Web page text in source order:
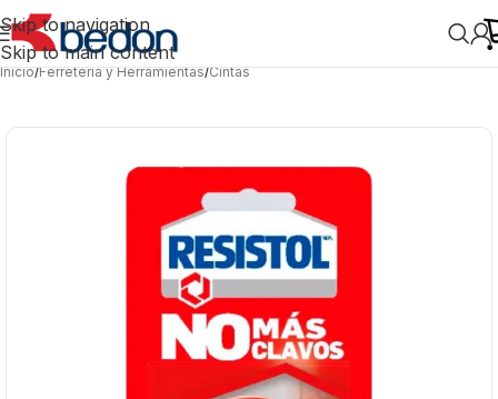
Skip to navigation
Skip to main content
Inicio/Ferretería y Herramientas/Cintas